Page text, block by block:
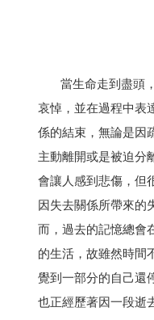
當生命走到盡頭，
哀悼，並在過程中表
係的結束，無論是因
主動離開或是被迫分
會讓人感到悲傷，但
因失去關係所帶來的
而，過去的記憶總會
的生活，故雖然時間
覺到一部分的自己還
也正經歷著因一段逝